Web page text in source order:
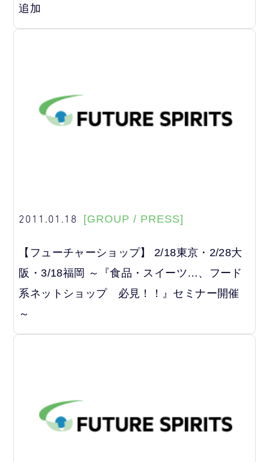
追加
2011.01.18 [GROUP / PRESS]
【フューチャーショップ】 2/18東京・2/28大
阪・3/18福岡 ～『食品・スイーツ…、フード
系ネットショップ 必見！！』セミナー開催
～